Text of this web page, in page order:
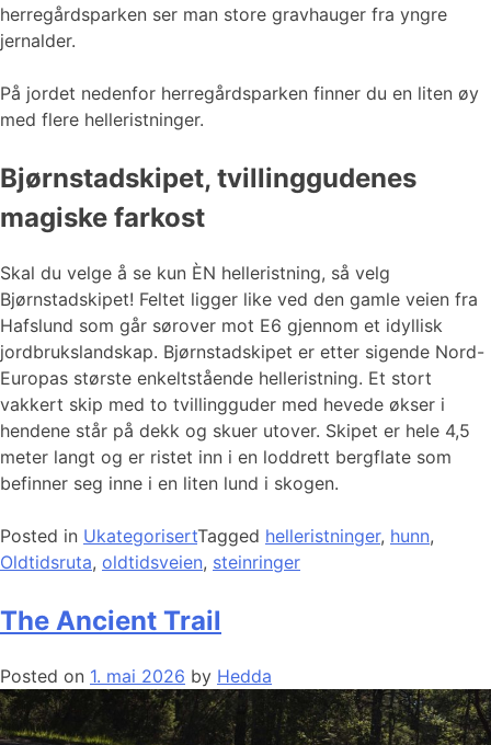
herregårdsparken ser man store gravhauger fra yngre
jernalder.
På jordet nedenfor herregårdsparken finner du en liten øy
med flere helleristninger.
Bjørnstadskipet, tvillinggudenes
magiske farkost
Skal du velge å se kun ÈN helleristning, så velg
Bjørnstadskipet! Feltet ligger like ved den gamle veien fra
Hafslund som går sørover mot E6 gjennom et idyllisk
jordbrukslandskap. Bjørnstadskipet er etter sigende Nord-
Europas største enkeltstående helleristning. Et stort
vakkert skip med to tvillingguder med hevede økser i
hendene står på dekk og skuer utover. Skipet er hele 4,5
meter langt og er ristet inn i en loddrett bergflate som
befinner seg inne i en liten lund i skogen.
Posted in UkategorisertTagged helleristninger, hunn,
Oldtidsruta, oldtidsveien, steinringer
The Ancient Trail
Posted on 1. mai 2026 by Hedda